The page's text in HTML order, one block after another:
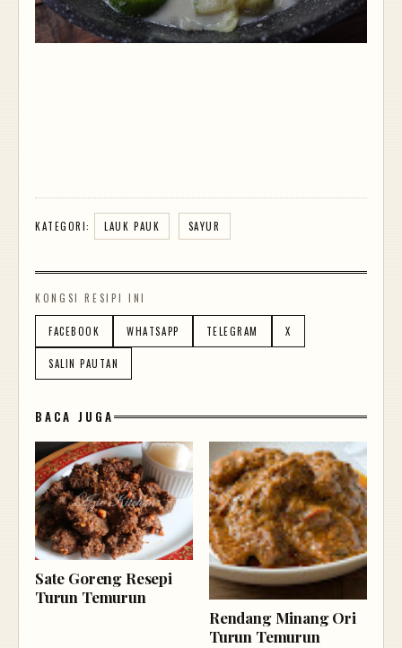
KATEGORI: LAUK PAUK SAYUR
KONGSI RESIPI INI
FACEBOOK WHATSAPP TELEGRAM X
SALIN PAUTAN
BACA JUGA
Sate Goreng Resepi
Turun Temurun
Rendang Minang Ori
Turun Temurun